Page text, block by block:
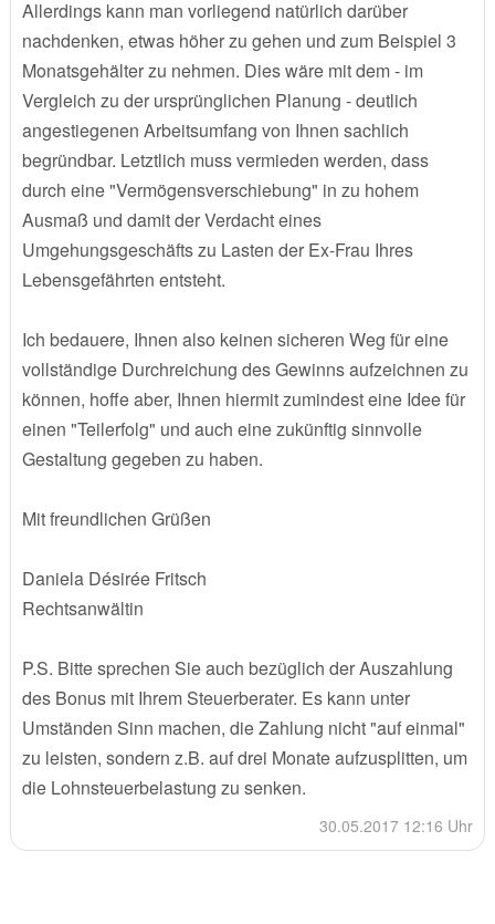
Allerdings kann man vorliegend natürlich darüber
nachdenken, etwas höher zu gehen und zum Beispiel 3
Monatsgehälter zu nehmen. Dies wäre mit dem - im
Vergleich zu der ursprünglichen Planung - deutlich
angestiegenen Arbeitsumfang von Ihnen sachlich
begründbar. Letztlich muss vermieden werden, dass
durch eine "Vermögensverschiebung" in zu hohem
Ausmaß und damit der Verdacht eines
Umgehungsgeschäfts zu Lasten der Ex-Frau Ihres
Lebensgefährten entsteht.
Ich bedauere, Ihnen also keinen sicheren Weg für eine
vollständige Durchreichung des Gewinns aufzeichnen zu
können, hoffe aber, Ihnen hiermit zumindest eine Idee für
einen "Teilerfolg" und auch eine zukünftig sinnvolle
Gestaltung gegeben zu haben.
Mit freundlichen Grüßen
Daniela Désirée Fritsch
Rechtsanwältin
P.S. Bitte sprechen Sie auch bezüglich der Auszahlung
des Bonus mit Ihrem Steuerberater. Es kann unter
Umständen Sinn machen, die Zahlung nicht "auf einmal"
zu leisten, sondern z.B. auf drei Monate aufzusplitten, um
die Lohnsteuerbelastung zu senken.
30.05.2017 12:16 Uhr